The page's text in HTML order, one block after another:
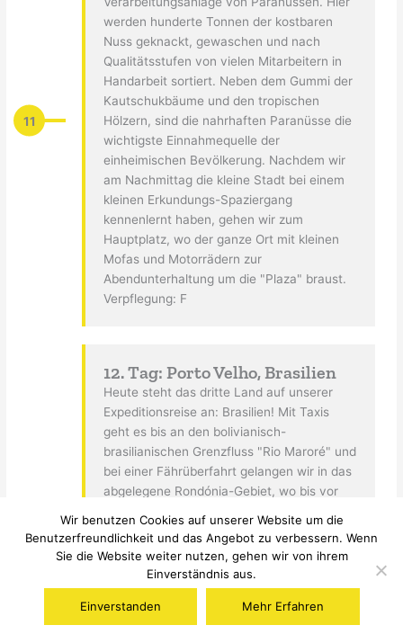
11
werden hunderte Tonnen der kostbaren
Nuss geknackt, gewaschen und nach
Qualitätsstufen von vielen Mitarbeitern in
Handarbeit sortiert. Neben dem Gummi der
Kautschukbäume und den tropischen
Hölzern, sind die nahrhaften Paranüsse die
wichtigste Einnahmequelle der
einheimischen Bevölkerung. Nachdem wir
am Nachmittag die kleine Stadt bei einem
kleinen Erkundungs-Spaziergang
kennenlernt haben, gehen wir zum
Hauptplatz, wo der ganze Ort mit kleinen
Mofas und Motorrädern zur
Abendunterhaltung um die "Plaza" braust.
Verpflegung: F
12. Tag: Porto Velho, Brasilien
Heute steht das dritte Land auf unserer
Expeditionsreise an: Brasilien! Mit Taxis
geht es bis an den bolivianisch-
brasilianischen Grenzfluss "Rio Maroré" und
bei einer Fährüberfahrt gelangen wir in das
abgelegene Rondónia-Gebiet, wo bis vor
Feuer auf der Tagesordnung standen.
Heute stehen 80% der abgebrannten,
landwirtschaftlichen Fläche brach und
warten auf mehr Rinder. Das erspart zum
Glück seit vielen Jahren schon die weitere
Abholzung und Brandrodung im Amazonas-
Wir benutzen Cookies auf unserer Website um die
Benutzerfreundlichkeit und das Angebot zu verbessern. Wenn
Sie die Website weiter nutzen, gehen wir von ihrem
Einverständnis aus.
Einverstanden Mehr Erfahren